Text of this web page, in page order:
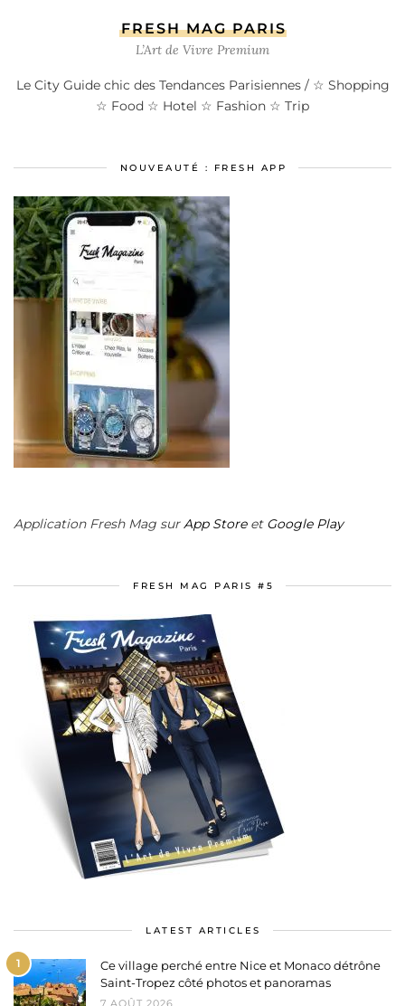
FRESH MAG PARIS
L’Art de Vivre Premium
Le City Guide chic des Tendances Parisiennes / ☆ Shopping
☆ Food ☆ Hotel ☆ Fashion ☆ Trip
NOUVEAUTÉ : FRESH APP
Application Fresh Mag surApp Storeet Google Play
FRESH MAG PARIS #5
LATEST ARTICLES
1
Ce village perché entre Nice et Monaco détrône
Saint-Tropez côté photos et panoramas
7 AOÛT 2026